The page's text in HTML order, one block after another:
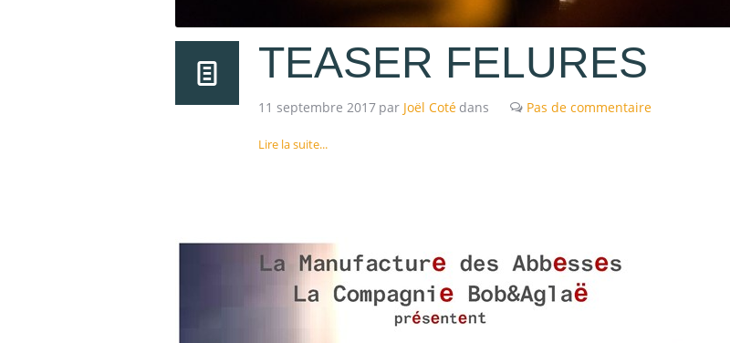
TEASER FELURES
11 septembre 2017 par Joël Coté dans Pas de commentaire
Lire la suite...